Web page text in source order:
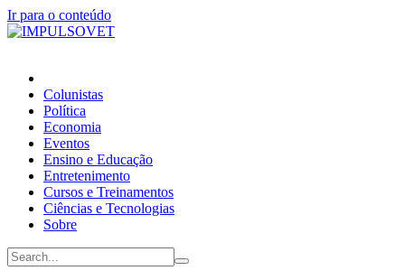
Ir para o conteúdo
Colunistas
Política
Economia
Eventos
Ensino e Educação
Entretenimento
Cursos e Treinamentos
Ciências e Tecnologias
Sobre